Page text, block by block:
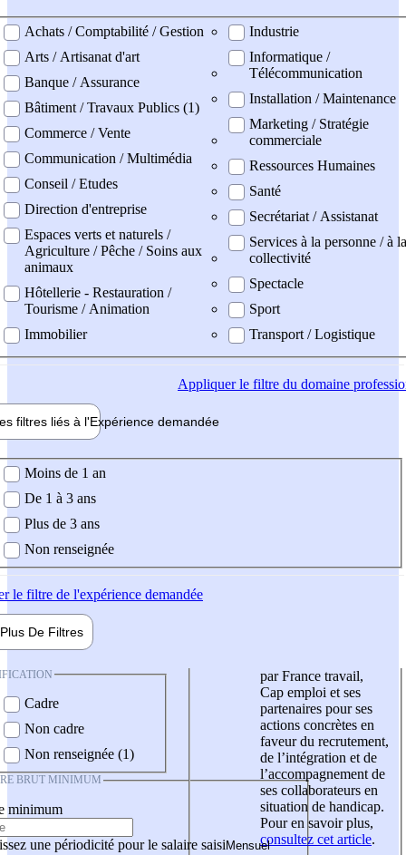
professionel
Achats / Comptabilité / Gestion
Arts / Artisanat d'art
Banque / Assurance
Bâtiment / Travaux Publics (1)
Commerce / Vente
Communication / Multimédia
Conseil / Etudes
Direction d'entreprise
Espaces verts et naturels /
Agriculture / Pêche / Soins aux
animaux
Hôtellerie - Restauration /
Tourisme / Animation
Immobilier
Industrie
Informatique /
Télécommunication
Installation / Maintenance
Marketing / Stratégie
commerciale
Ressources Humaines
Santé
Secrétariat / Assistanat
Services à la personne / à la
collectivité
Spectacle
Sport
Transport / Logistique
Appliquerle filtre du domaine
filtres liés à l'Expérience demandée
demandée
Moins de 1 an
De 1 à 3 ans
Plus de 3 ans
Non renseignée
le filtre de l'expérience demandée
Plus De Filtres
Cadre
Non cadre
Non renseignée (1)
BRUT MINIMUM
minimum
une périodicité pour le salaire saisi
par France travail,
Cap emploi et ses
partenaires pour ses
actions concrètes en
faveur du recrutement,
de l’intégration et de
l’accompagnement de
ses collaborateurs en
situation de handicap.
Pour en savoir plus,
consultez cet article.